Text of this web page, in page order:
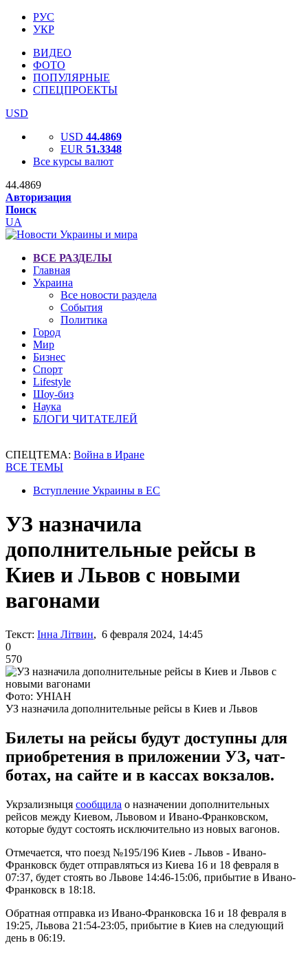
РУС
УКР
ВИДЕО
ФОТО
ПОПУЛЯРНЫЕ
СПЕЦПРОЕКТЫ
USD
USD 44.4869
EUR 51.3348
Все курсы валют
44.4869
Авторизация
Поиск
UA
ВСЕ РАЗДЕЛЫ
Главная
Украина
Все новости раздела
События
Политика
Город
Мир
Бизнес
Спорт
Lifestyle
Шоу-биз
Наука
БЛОГИ ЧИТАТЕЛЕЙ
СПЕЦТЕМА: Война в Иране
ВСЕ ТЕМЫ
Вступление Украины в ЕС
УЗ назначила
дополнительные рейсы в
Киев и Львов с новыми
вагонами
Текст: Інна Літвин, 6 февраля 2024, 14:45
0
570
Фото: УНІАН
УЗ назначила дополнительные рейсы в Киев и Львов
Билеты на рейсы будут доступны для
приобретения в приложении УЗ, чат-
ботах, на сайте и в кассах вокзалов.
Укрзализныця сообщила о назначении дополнительных
рейсов между Киевом, Львовом и Ивано-Франковском,
которые будут состоять исключительно из новых вагонов.
Отмечается, что поезд №195/196 Киев - Львов - Ивано-
Франковск будет отправляться из Киева 16 и 18 февраля в
07:37, будет стоять во Львове 14:46-15:06, прибытие в Ивано-
Франковск в 18:18.
Обратная отправка из Ивано-Франковска 16 и 18 февраля в
19:25, Львова 21:54-23:05, прибытие в Киев на следующий
день в 06:19.